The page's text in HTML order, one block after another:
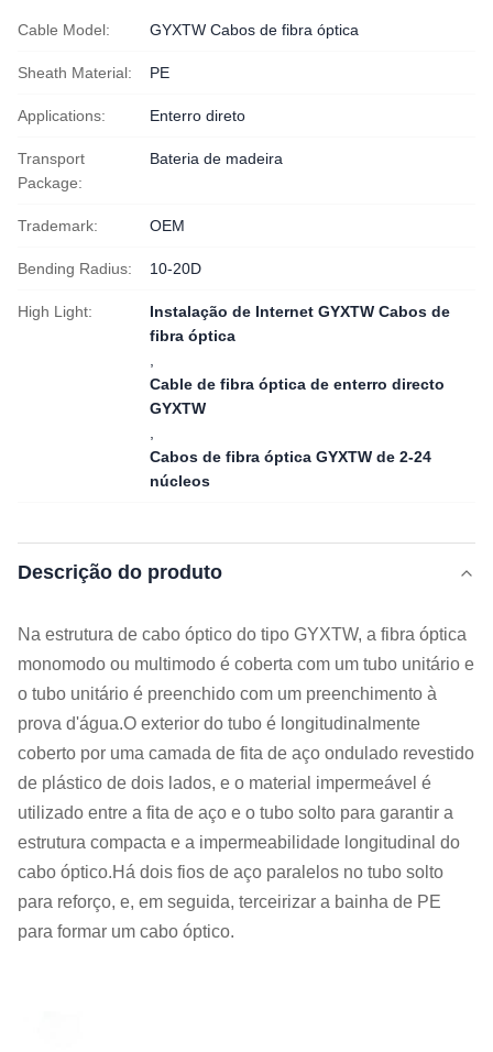
Cable Model: GYXTW Cabos de fibra óptica
Sheath Material: PE
Applications: Enterro direto
Transport
Package:
Bateria de madeira
Trademark: OEM
Bending Radius: 10-20D
High Light:
Instalação de Internet GYXTW Cabos de
fibra óptica
Cable de fibra óptica de enterro directo
GYXTW
Cabos de fibra óptica GYXTW de 2-24
núcleos
Descrição do produto
Na estrutura de cabo óptico do tipo GYXTW, a fibra óptica
monomodo ou multimodo é coberta com um tubo unitário e
o tubo unitário é preenchido com um preenchimento à
prova d'água.O exterior do tubo é longitudinalmente
coberto por uma camada de fita de aço ondulado revestido
de plástico de dois lados, e o material impermeável é
utilizado entre a fita de aço e o tubo solto para garantir a
estrutura compacta e a impermeabilidade longitudinal do
cabo óptico.Há dois fios de aço paralelos no tubo solto
para reforço, e, em seguida, terceirizar a bainha de PE
para formar um cabo óptico.